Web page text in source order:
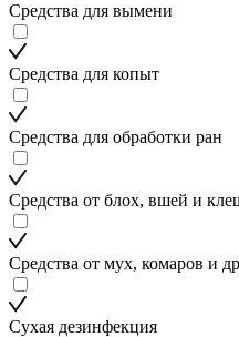
Средства для вымени
Средства для копыт
Средства для обработки ран
Средства от блох, вшей и
Средства от мух, комаров и
Сухая дезинфекция